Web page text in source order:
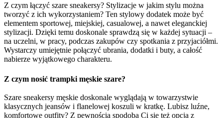
Z czym łączyć szare sneakersy? Stylizacje w jakim stylu można
tworzyć z ich wykorzystaniem? Ten stylowy dodatek może być
elementem sportowej, miejskiej, casualowej, a nawet eleganckiej
stylizacji. Dzięki temu doskonale sprawdzą się w każdej sytuacji –
na uczelni, w pracy, podczas zakupów czy spotkania z przyjaciółmi.
Wystarczy umiejętnie połączyć ubrania, dodatki i buty, a całość
nabierze wyjątkowego charakteru.
Z czym nosić trampki męskie szare?
Szare sneakersy męskie doskonale wyglądają w towarzystwie
klasycznych jeansów i flanelowej koszuli w kratkę. Lubisz luźne,
komfortowe outfity? Z pewnością spodoba Ci się też opcja z